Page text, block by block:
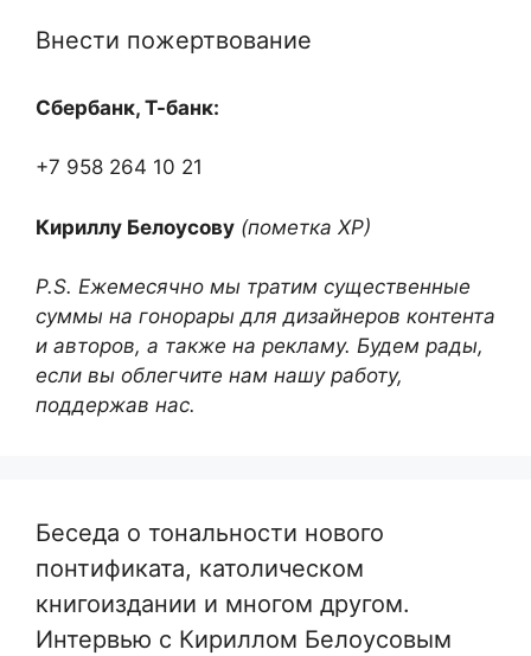
Внести пожертвование
Сбербанк, Т-банк:
+7 958 264 10 21
Кириллу Белоусову (пометка ХР)
P.S. Ежемесячно мы тратим существенные
суммы на гонорары для дизайнеров контента
и авторов, а также на рекламу. Будем рады,
если вы облегчите нам нашу работу,
поддержав нас.
Беседа о тональности нового
понтификата, католическом
книгоиздании и многом другом.
Интервью с Кириллом Белоусовым